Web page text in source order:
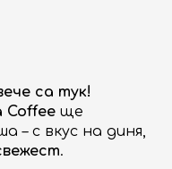
са тук!
Coffee ще
– с вкус на диня,
.